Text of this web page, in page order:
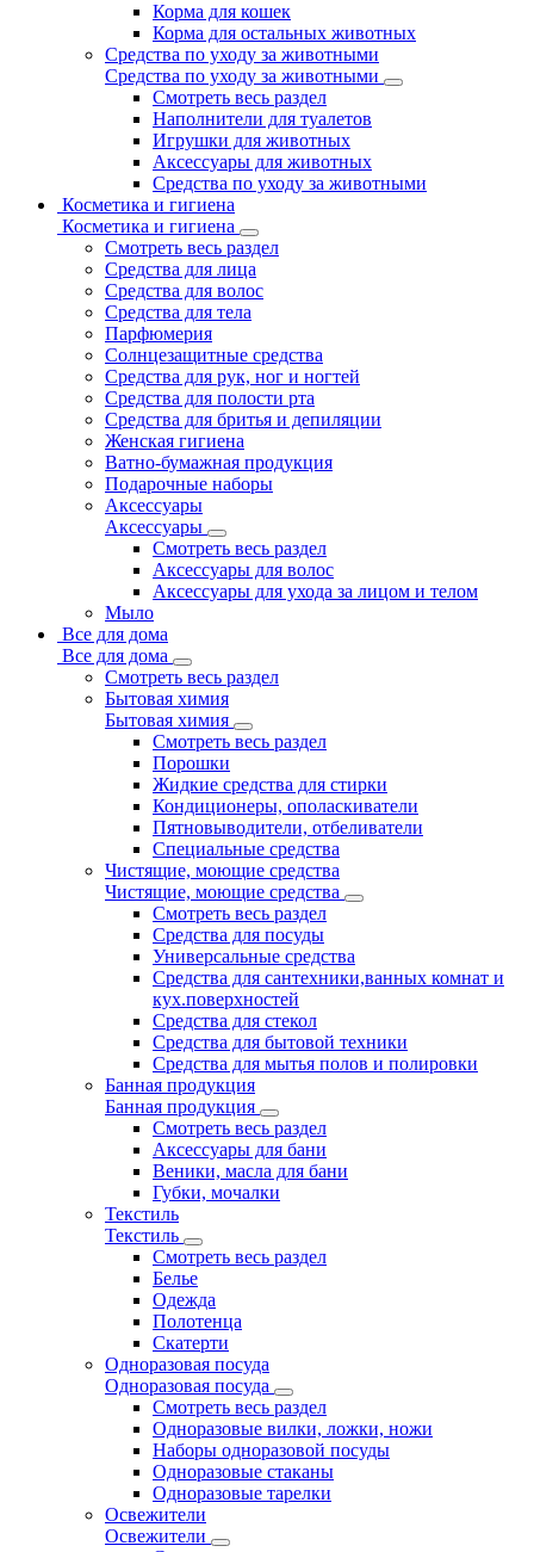
Корма для кошек
Корма для остальных животных
Средства по уходу за животными
Средства по уходу за животными
Смотреть весь раздел
Наполнители для туалетов
Игрушки для животных
Аксессуары для животных
Средства по уходу за животными
Косметика и гигиена
Косметика и гигиена
Смотреть весь раздел
Средства для лица
Средства для волос
Средства для тела
Парфюмерия
Солнцезащитные средства
Средства для рук, ног и ногтей
Средства для полости рта
Средства для бритья и депиляции
Женская гигиена
Ватно-бумажная продукция
Подарочные наборы
Аксессуары
Аксессуары
Смотреть весь раздел
Аксессуары для волос
Аксессуары для ухода за лицом и телом
Мыло
Все для дома
Все для дома
Смотреть весь раздел
Бытовая химия
Бытовая химия
Смотреть весь раздел
Порошки
Жидкие средства для стирки
Кондиционеры, ополаскиватели
Пятновыводители, отбеливатели
Специальные средства
Чистящие, моющие средства
Чистящие, моющие средства
Смотреть весь раздел
Средства для посуды
Универсальные средства
Средства для сантехники,ванных комнат и
кух.поверхностей
Средства для стекол
Средства для бытовой техники
Средства для мытья полов и полировки
Банная продукция
Банная продукция
Смотреть весь раздел
Аксессуары для бани
Веники, масла для бани
Губки, мочалки
Текстиль
Текстиль
Смотреть весь раздел
Белье
Одежда
Полотенца
Скатерти
Одноразовая посуда
Одноразовая посуда
Смотреть весь раздел
Одноразовые вилки, ложки, ножи
Наборы одноразовой посуды
Одноразовые стаканы
Одноразовые тарелки
Освежители
Освежители